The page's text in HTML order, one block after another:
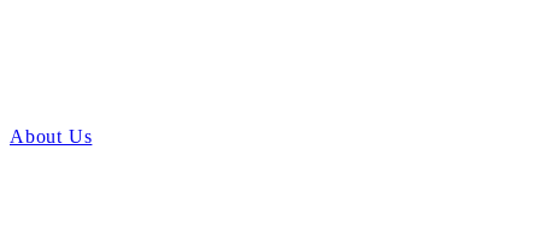
About Us